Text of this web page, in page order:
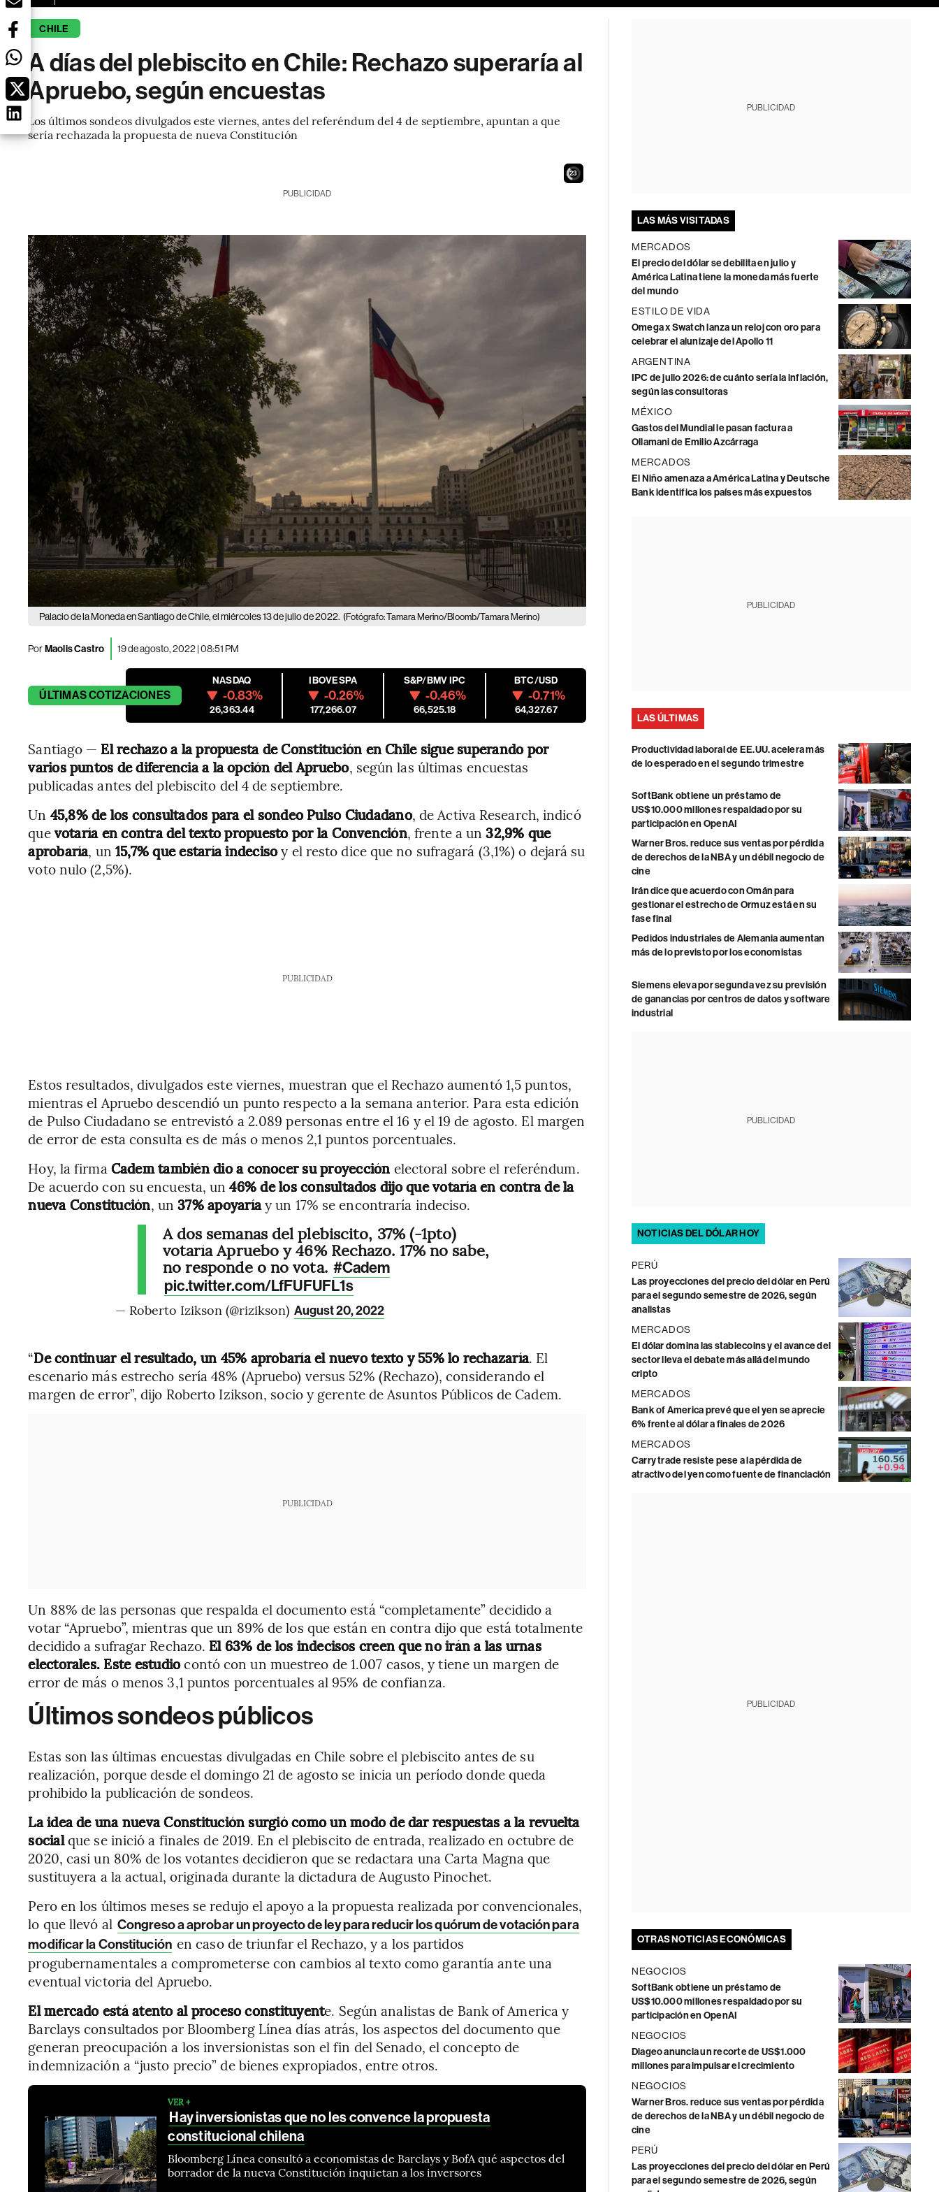
CHILE
A días del plebiscito en Chile: Rechazo superaría al
Apruebo, según encuestas
Los últimos sondeos divulgados este viernes, antes del referéndum del 4 de septiembre, apuntan a que
sería rechazada la propuesta de nueva Constitución
22
PUBLICIDAD
Palacio de la Moneda en Santiago de Chile, el miércoles 13 de julio de 2022. (Fotógrafo: Tamara Merino/Bloomb/Tamara Merino)
PorMaolis Castro 19 de agosto, 2022 | 08:51 PM
ÚLTIMASCOTIZACIONES
NASDAQ
-0.83%
26,363.44
IBOVESPA
-0.26%
177,266.07
S&P/BMV IPC
-0.46%
66,525.18
BTC/USD
-0.71%
64,327.67
Santiago — El rechazo a la propuesta de Constitución en Chile sigue superando por
varios puntos de diferencia a la opción del Apruebo, según las últimas encuestas
publicadas antes del plebiscito del 4 de septiembre.
Un 45,8% de los consultados para el sondeo Pulso Ciudadano, de Activa Research, indicó
quevotaría en contra del texto propuesto por la Convención, frente a un32,9% que
aprobaría, un 15,7% que estaría indecisoy el resto dice que no sufragará (3,1%) o dejará su
voto nulo (2,5%).
PUBLICIDAD
Estos resultados, divulgados este viernes, muestran que el Rechazo aumentó 1,5 puntos,
mientras el Apruebo descendió un punto respecto a la semana anterior. Para esta edición
de Pulso Ciudadano se entrevistó a 2.089 personas entre el 16 y el 19 de agosto. El margen
de error de esta consulta es de más o menos 2,1 puntos porcentuales.
Hoy, la firma Cadem también dio a conocer su proyección electoral sobre el referéndum.
De acuerdo con su encuesta, un46% de los consultados dijo que votaría en contra de la
nueva Constitución, un37% apoyaríay un 17% se encontraría indeciso.
A dos semanas del plebiscito, 37% (-1pto)
votaría Apruebo y 46% Rechazo. 17% no sabe,
no responde o no vota. #Cadem
pic.twitter.com/LfFUFUFL1s
— Roberto Izikson (@rizikson) August 20, 2022
“De continuar el resultado, un 45% aprobaría el nuevo texto y 55% lo rechazaría. El
escenario más estrecho sería 48% (Apruebo) versus 52% (Rechazo), considerando el
margen de error”, dijo Roberto Izikson, socio y gerente de Asuntos Públicos de Cadem.
PUBLICIDAD
Un 88% de las personas que respalda el documento está “completamente” decidido a
votar “Apruebo”, mientras que un 89% de los que están en contra dijo que está totalmente
decidido a sufragar Rechazo. El 63% de los indecisos creen que no irán a las urnas
electorales. Este estudiocontó con un muestreo de 1.007 casos, y tiene un margen de
error de más o menos 3,1 puntos porcentuales al 95% de confianza.
Últimos sondeos públicos
Estas son las últimas encuestas divulgadas en Chile sobre el plebiscito antes de su
realización, porque desde el domingo 21 de agosto se inicia un período donde queda
prohibido la publicación de sondeos.
La idea de una nueva Constitución surgió como un modo de dar respuestas a la revuelta
socialque se inició a finales de 2019. En el plebiscito de entrada, realizado en octubre de
2020, casi un 80% de los votantes decidieron que se redactara una Carta Magna que
sustituyera a la actual, originada durante la dictadura de Augusto Pinochet.
Pero en los últimos meses se redujo el apoyo a la propuesta realizada por convencionales,
lo que llevó al Congreso a aprobar un proyecto de ley para reducir los quórum de votación para
modificar la Constitución en caso de triunfar el Rechazo, y a los partidos
progubernamentales a comprometerse con cambios al texto como garantía ante una
eventual victoria del Apruebo.
El mercado está atento al proceso constituyente. Según analistas de Bank of America y
Barclays consultados por Bloomberg Línea días atrás, los aspectos del documento que
generan preocupación a los inversionistas son el fin del Senado, el concepto de
indemnización a “justo precio” de bienes expropiados, entre otros.
VER +
Hay inversionistas que no les convence la propuesta
constitucional chilena
Bloomberg Línea consultó a economistas de Barclays y BofA qué aspectos del
borrador de la nueva Constitución inquietan a los inversores
PUBLICIDAD
LAS MÁS VISITADAS
MERCADOS
El precio del dólar se debilita en julio y
América Latina tiene la moneda más fuerte
del mundo
ESTILO DE VIDA
Omega x Swatch lanza un reloj con oro para
celebrar el alunizaje del Apollo 11
ARGENTINA
IPC de julio 2026: de cuánto sería la inflación,
según las consultoras
MÉXICO
Gastos del Mundial le pasan factura a
Ollamani de Emilio Azcárraga
MERCADOS
El Niño amenaza a América Latina y Deutsche
Bank identifica los países más expuestos
PUBLICIDAD
LAS ÚLTIMAS
Productividad laboral de EE.UU. acelera más
de lo esperado en el segundo trimestre
SoftBank obtiene un préstamo de
US$10.000 millones respaldado por su
participación en OpenAI
Warner Bros. reduce sus ventas por pérdida
de derechos de la NBA y un débil negocio de
cine
Irán dice que acuerdo con Omán para
gestionar el estrecho de Ormuz está en su
fase final
Pedidos industriales de Alemania aumentan
más de lo previsto por los economistas
Siemens eleva por segunda vez su previsión
de ganancias por centros de datos y software
industrial
PUBLICIDAD
NOTICIAS DEL DÓLAR HOY
PERÚ
Las proyecciones del precio del dólar en Perú
para el segundo semestre de 2026, según
analistas
MERCADOS
El dólar domina las stablecoins y el avance del
sector lleva el debate más allá del mundo
cripto
MERCADOS
Bank of America prevé que el yen se aprecie
6% frente al dólar a finales de 2026
MERCADOS
Carry trade resiste pese a la pérdida de
atractivo del yen como fuente de financiación
PUBLICIDAD
OTRAS NOTICIAS ECONÓMICAS
NEGOCIOS
SoftBank obtiene un préstamo de
US$10.000 millones respaldado por su
participación en OpenAI
NEGOCIOS
Diageo anuncia un recorte de US$1.000
millones para impulsar el crecimiento
NEGOCIOS
Warner Bros. reduce sus ventas por pérdida
de derechos de la NBA y un débil negocio de
cine
PERÚ
Las proyecciones del precio del dólar en Perú
para el segundo semestre de 2026, según